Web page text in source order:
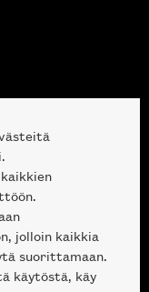
jolloin kaikkia
suorittamaan.
käytöstä, käy